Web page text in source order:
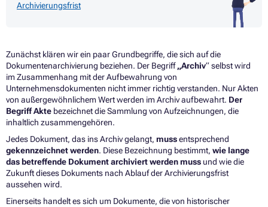
Archivierungsfrist
Zunächst klären wir ein paar Grundbegriffe, die sich auf die
Dokumentenarchivierung beziehen. Der Begriff„Archiv“ selbst wird
im Zusammenhang mit der Aufbewahrung von
Unternehmensdokumenten nicht immer richtig verstanden. Nur Akten
von außergewöhnlichem Wert werden im Archiv aufbewahrt. Der
Begriff Akte bezeichnet die Sammlung von Aufzeichnungen, die
inhaltlich zusammengehören.
Jedes Dokument, das ins Archiv gelangt, mussentsprechend
gekennzeichnet werden. Diese Bezeichnung bestimmt, wie lange
das betreffende Dokument archiviert werden muss und wie die
Zukunft dieses Dokuments nach Ablauf der Archivierungsfrist
aussehen wird.
Einerseits handelt es sich um Dokumente, die von historischer